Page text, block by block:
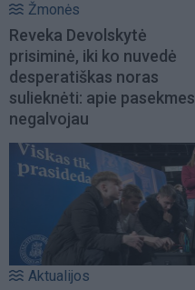
Žmonės
Reveka Devolskytė
prisiminė, iki ko nuvedė
desperatiškas noras
sulieknėti: apie pasekmes
negalvojau
Aktualijos